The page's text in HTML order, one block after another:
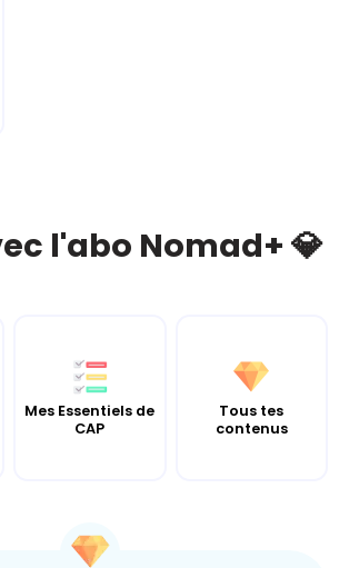
l'abo Nomad+ 💎
Mes Essentiels de
CAP
Tous tes
contenus